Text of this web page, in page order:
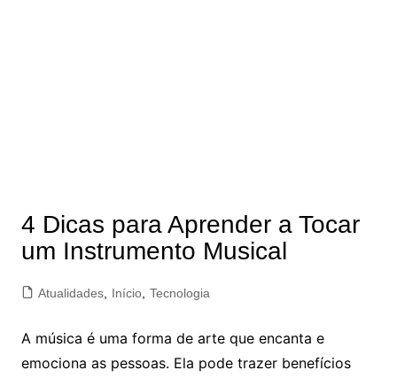
4 Dicas para Aprender a Tocar
um Instrumento Musical
Atualidades, Início, Tecnologia
A música é uma forma de arte que encanta e
emociona as pessoas. Ela pode trazer benefícios